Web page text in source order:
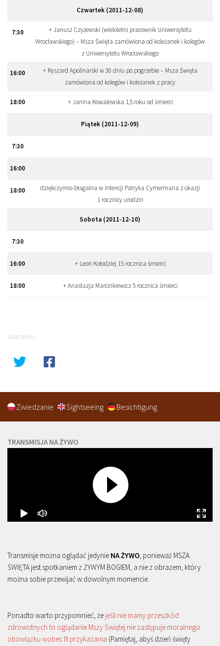
Czwartek (2011-12-08)
7:30
+ Janusz Czyżewski (wieloletni pracownik Uniwersytetu
Wrocławskiego) – Msza Święta zamówiona od koleżanek i kolegów
z Uniwersytetu Wrocławskiego
16:00
+ Ryszard Apolinarski w 30 dniu po pogrzebie – Msza Święta
zamówiona od kolegów i koleżanek z pracy
18:00 + Janina Kowalewska 1,5 roku od śmierci
Piątek (2011-12-09)
7:30
16:00
18:00
dziękczynno-błagalna w intencji Patryka Cymermana z okazji
1 rocznicy urodzin
Sobota (2011-12-10)
7:30
16:00 + Leon Kołodziej 15 rocznica śmierci
18:00 + Anastazja Marcinkiewicz 5 rocznica śmierci
UDOSTĘPNIJ
Zwiedzanie Sightseeing Besichtigung
TRANSMISJA NA ŻYWO
Transmisje można oglądać jedynie NA ŻYWO , ponieważ MSZA
ŚWIĘTA jest spotkaniem z ŻYWYM BOGIEM, a nie z obrazem, który
można sobie przewijać w dowolnym momencie.
Ponadto warto przypomnieć, że jeśli nie mamy przeszkód
zdrowotnych to oglądanie Mszy Świętej nie zastępuje moralnego
obowiązku wobec III przykazania (Pamiętaj, abyś dzień święty